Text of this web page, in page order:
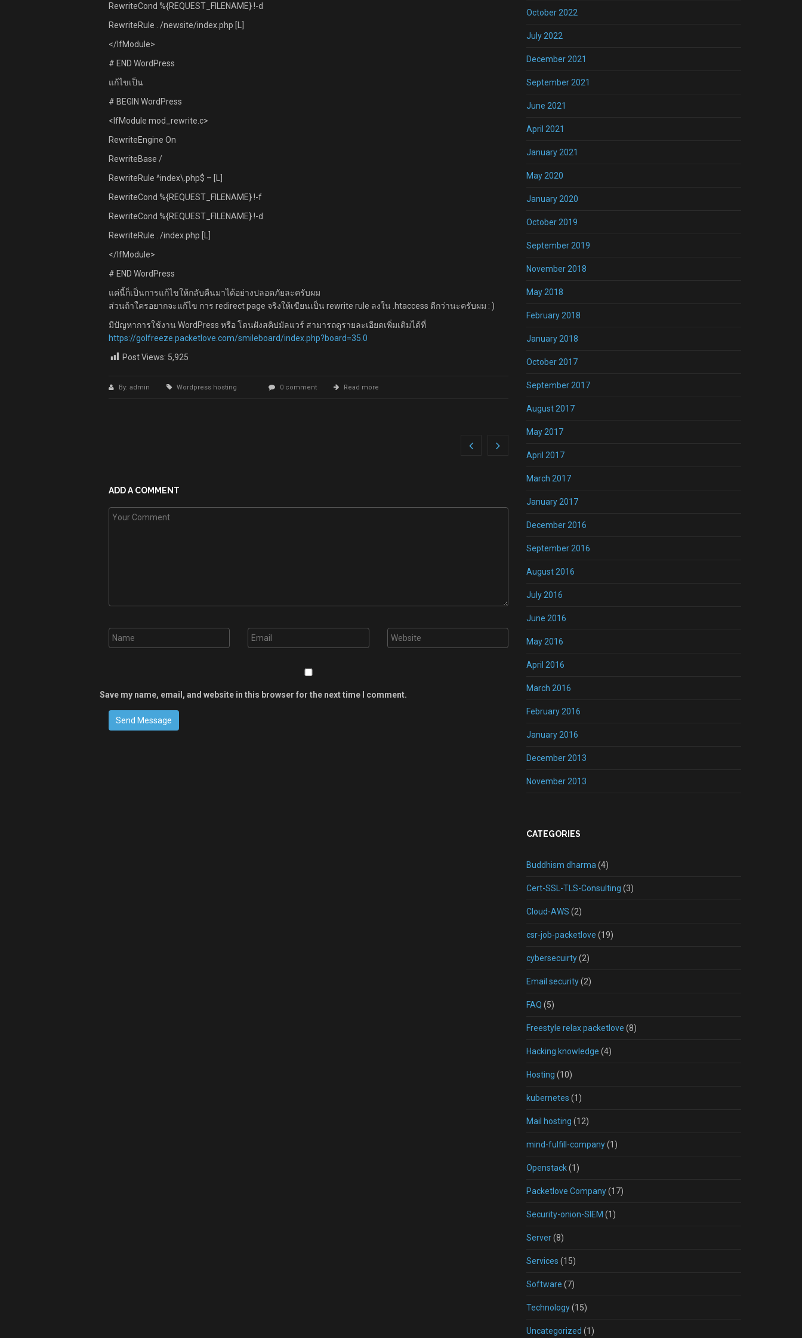
RewriteCond %{REQUEST_FILENAME} !-d
RewriteRule . /newsite/index.php [L]
</IfModule>
# END WordPress
แก้ไขเป็น
# BEGIN WordPress
<IfModule mod_rewrite.c>
RewriteEngine On
RewriteBase /
RewriteRule ^index\.php$ – [L]
RewriteCond %{REQUEST_FILENAME} !-f
RewriteCond %{REQUEST_FILENAME} !-d
RewriteRule . /index.php [L]
</IfModule>
# END WordPress
แค่นี้ก็เป็นการแก้ไขให้กลับคืนมาได้อย่างปลอดภัยละครับผม
ส่วนถ้าใครอยากจะแก้ไข การ redirect page จริงให้เขียนเป็น rewrite rule ลงใน .htaccess ดีกว่านะครับผม : )
มีปัญหาการใช้งาน WordPress หรือ โดนฝังสคิปมัลแวร์ สามารถดูรายละเอียดเพิ่มเติมได้ที่
https://golfreeze.packetlove.com/smileboard/index.php?board=35.0
Post Views: 5,925
By: admin Wordpress hosting 0 comment Read more
ADD A COMMENT
Save my name, email, and website in this browser for the next time I comment.
October 2022
July 2022
December 2021
September 2021
June 2021
April 2021
January 2021
May 2020
January 2020
October 2019
September 2019
November 2018
May 2018
February 2018
January 2018
October 2017
September 2017
August 2017
May 2017
April 2017
March 2017
January 2017
December 2016
September 2016
August 2016
July 2016
June 2016
May 2016
April 2016
March 2016
February 2016
January 2016
December 2013
November 2013
CATEGORIES
Buddhism dharma (4)
Cert-SSL-TLS-Consulting (3)
Cloud-AWS (2)
csr-job-packetlove (19)
cybersecuirty(2)
Email security(2)
FAQ (5)
Freestyle relax packetlove (8)
Hacking knowledge (4)
Hosting (10)
kubernetes (1)
Mail hosting (12)
mind-fulfill-company(1)
Openstack(1)
Packetlove Company(17)
Security-onion-SIEM (1)
Server(8)
Services (15)
Software (7)
Technology(15)
Uncategorized (1)